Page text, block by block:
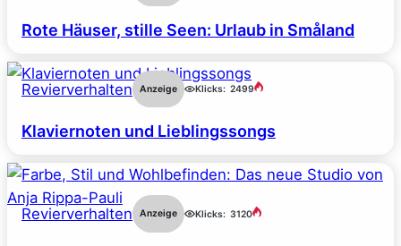
Rote Häuser, stille Seen: Urlaub in Småland
Revierverhalten Anzeige Klicks: 2499
Klaviernoten und Lieblingssongs
Revierverhalten Anzeige Klicks: 3120